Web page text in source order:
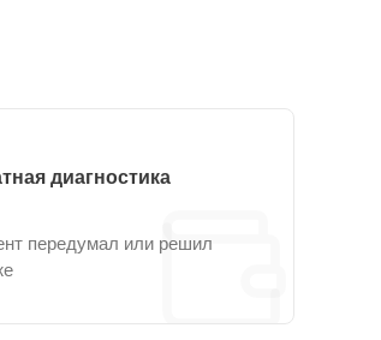
диагностика
передумал или решил